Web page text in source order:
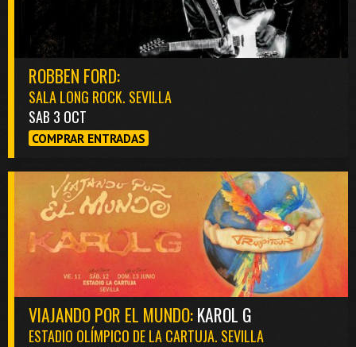
ROBBEN FORD:
SALA LONG ROCK. SEVILLA
SAB 3 OCT
COMPRAR ENTRADAS
VIAJANDO POR EL MUNDO:KAROL G
ESTADIO OLÍMPICO DE LA CARTUJA. SEVILLA